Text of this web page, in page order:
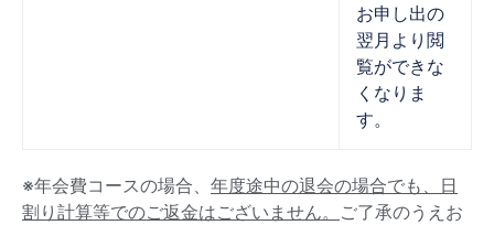
お申し出の
翌月より閲
覧ができな
くなりま
す。
※年会費コースの場合、 年度途中の退会の場合でも、日
割り計算等でのご返金はございません。 ご了承のうえお